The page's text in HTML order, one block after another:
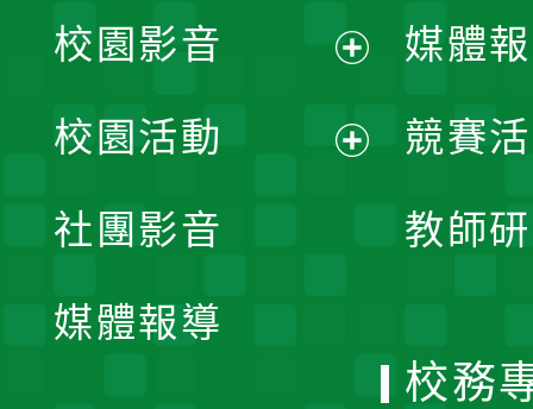
媒體
競賽
教師
校園影音
開
校園活動
社團影音
媒體報導
校務